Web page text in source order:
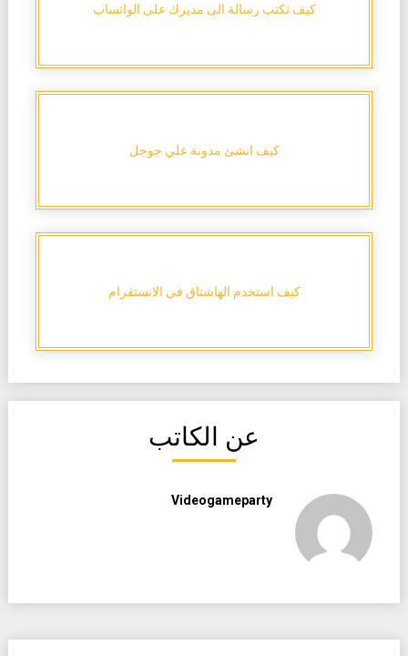
كيف تكتب رسالة الى مديرك على الواتساب
كيف انشئ مدونة علي جوجل
كيف استخدم الهاشتاق في الانستقرام
عن الكاتب
Videogameparty